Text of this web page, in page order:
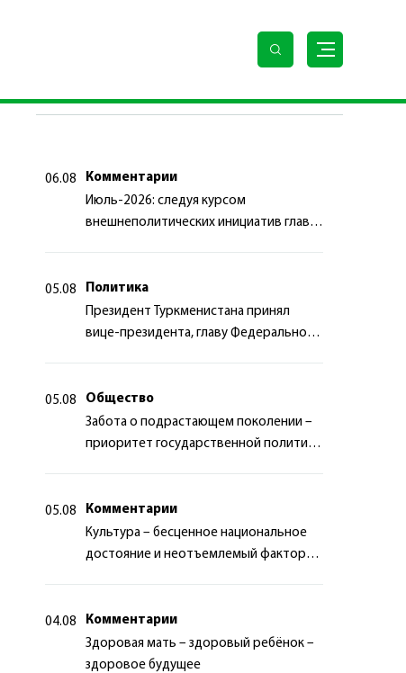
06.08
Комментарии
Июль-2026: следуя курсом
внешнеполитических инициатив главы
05.08
Политика
Президент Туркменистана принял
вице-президента, главу Федерального
05.08
Общество
Забота о подрастающем поколении –
приоритет государственной политики
05.08
Комментарии
Культура – бесценное национальное
достояние и неотъемлемый фактор
04.08
Комментарии
Здоровая мать – здоровый ребёнок –
здоровое будущее